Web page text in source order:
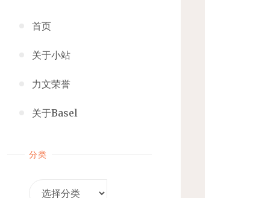
首页
关于小站
力文荣誉
关于Basel
分类